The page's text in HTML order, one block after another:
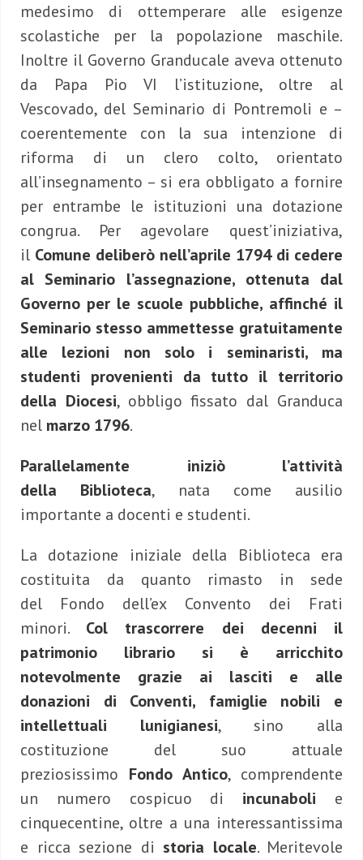
medesimo di ottemperare alle esigenze
scolastiche per la popolazione maschile.
Inoltre il Governo Granducale aveva ottenuto
da Papa Pio VI l’istituzione, oltre al
Vescovado, del Seminario di Pontremoli e –
coerentemente con la sua intenzione di
riforma di un clero colto, orientato
all’insegnamento – si era obbligato a fornire
per entrambe le istituzioni una dotazione
congrua. Per agevolare quest’iniziativa,
il Comune deliberò nell’aprile 1794 di cedere
al Seminario l’assegnazione, ottenuta dal
Governo per le scuole pubbliche, affinché il
Seminario stesso ammettesse gratuitamente
alle lezioni non solo i seminaristi, ma
studenti provenienti da tutto il territorio
della Diocesi, obbligo fissato dal Granduca
nel marzo 1796.
Parallelamente iniziò l’attività
della Biblioteca, nata come ausilio
importante a docenti e studenti.
La dotazione iniziale della Biblioteca era
costituita da quanto rimasto in sede
del Fondo dell’ex Convento dei Frati
minori. Col trascorrere dei decenni il
patrimonio librario si è arricchito
notevolmente grazie ai lasciti e alle
donazioni di Conventi, famiglie nobili e
intellettuali lunigianesi, sino alla
costituzione del suo attuale
preziosissimo Fondo Antico, comprendente
un numero cospicuo di incunaboli e
cinquecentine, oltre a una interessantissima
e ricca sezione di storia locale. Meritevole